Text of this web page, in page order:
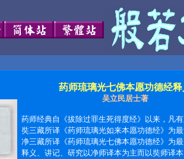
药师琉璃光七佛本愿功德经释
吴立民居士著
药师经典自《拔除过罪生死得度经》以来，凡
奘三藏所译《药师琉璃光如来本愿功德经》为
净三藏所译《药师琉璃光七佛本愿功德经》为
释义、讲记、研究以净师译本为主而以奘师译